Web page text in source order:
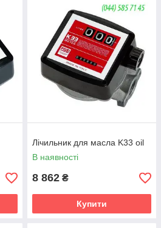
Лічильник для масла K33 oil
В наявності
8 862 ₴
Купити